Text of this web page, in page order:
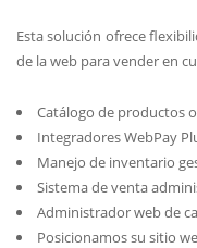
Esta solución ofrece
de la web para vender en
Catálogo de productos
Integradores WebPay
Manejo de inventario
Sistema de venta
Administrador web de
Posicionamos su sitio